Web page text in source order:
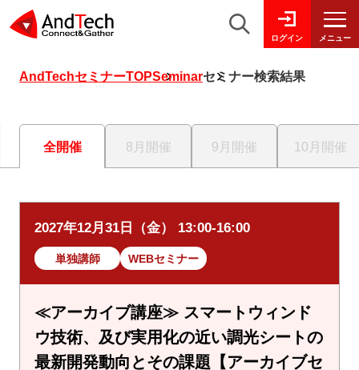
ログイン メニュー
AndTechセミナーTOPSeminarセミナー検索結果
全開催 8月開催 9月開催 10月開催
2027年12月31日（金） 13:00-16:00
単独講師 WEBセミナー
≪アーカイブ講座≫ スマートウィンド
ウ技術、及び実用化の近い調光シートの
最新開発動向とその課題【アーカイブセ